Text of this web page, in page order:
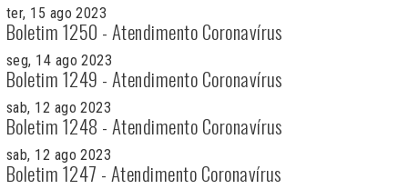
ter, 15 ago 2023
Boletim 1250 - Atendimento Coronavírus
seg, 14 ago 2023
Boletim 1249 - Atendimento Coronavírus
sab, 12 ago 2023
Boletim 1248 - Atendimento Coronavírus
sab, 12 ago 2023
Boletim 1247 - Atendimento Coronavírus